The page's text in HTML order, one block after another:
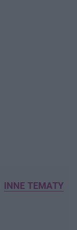
INNE TEMATY